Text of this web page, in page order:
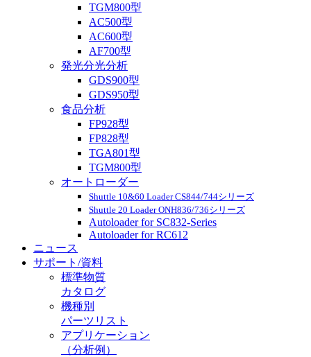
TGM800型
AC500型
AC600型
AF700型
発光分光分析
GDS900型
GDS950型
食品分析
FP928型
FP828型
TGA801型
TGM800型
オートローダー
Shuttle 10&60 Loader CS844/744シリーズ
Shuttle 20 Loader ONH836/736シリーズ
Autoloader for SC832-Series
Autoloader for RC612
ニュース
サポート/資料
標準物質
カタログ
機種別
パーツリスト
アプリケーション
（分析例）